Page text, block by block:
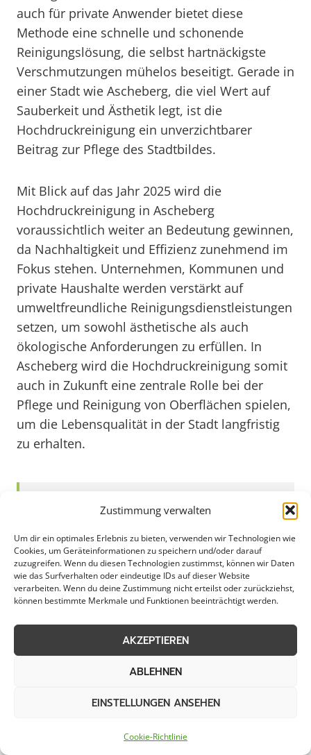
Zustimmung verwalten
Um dir ein optimales Erlebnis zu bieten, verwenden wir Technologien wie
Cookies, um Geräteinformationen zu speichern und/oder darauf
zuzugreifen. Wenn du diesen Technologien zustimmst, können wir Daten
wie das Surfverhalten oder eindeutige IDs auf dieser Website
verarbeiten. Wenn du deine Zustimmung nicht erteilst oder zurückziehst,
können bestimmte Merkmale und Funktionen beeinträchtigt werden.
AKZEPTIEREN
ABLEHNEN
EINSTELLUNGEN ANSEHEN
Cookie-Richtlinie
auch für private Anwender bietet diese
Methode eine schnelle und schonende
Reinigungslösung, die selbst hartnäckigste
Verschmutzungen mühelos beseitigt. Gerade in
einer Stadt wie Ascheberg, die viel Wert auf
Sauberkeit und Ästhetik legt, ist die
Hochdruckreinigung ein unverzichtbarer
Beitrag zur Pflege des Stadtbildes.
Mit Blick auf das Jahr 2025 wird die
Hochdruckreinigung in Ascheberg
voraussichtlich weiter an Bedeutung gewinnen,
da Nachhaltigkeit und Effizienz zunehmend im
Fokus stehen. Unternehmen, Kommunen und
private Haushalte werden verstärkt auf
umweltfreundliche Reinigungsdienstleistungen
setzen, um sowohl ästhetische als auch
ökologische Anforderungen zu erfüllen. In
Ascheberg wird die Hochdruckreinigung somit
auch in Zukunft eine zentrale Rolle bei der
Pflege und Reinigung von Oberflächen spielen,
um die Lebensqualität in der Stadt langfristig
zu erhalten.
Hochdruckreinigung für
Gewerbeimmobilien in Ascheberg
In Ascheberg bietet die Hochdruckreinigung
Reinigung von Fassaden, Gehwegen und
anderen Oberflächen. Diese spezialisierte
Reinigungstechnik ermöglicht es, hartnäckigen
entfernen, ohne dabei die Oberflächen zu
beschädigen. Durch den Einsatz von